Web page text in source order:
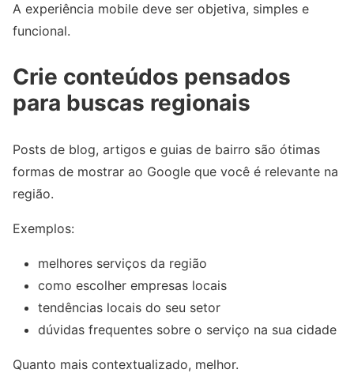
A experiência mobile deve ser objetiva, simples e
funcional.
Crie conteúdos pensados
para buscas regionais
Posts de blog, artigos e guias de bairro são ótimas
formas de mostrar ao Google que você é relevante na
região.
Exemplos:
melhores serviços da região
como escolher empresas locais
tendências locais do seu setor
dúvidas frequentes sobre o serviço na sua cidade
Quanto mais contextualizado, melhor.